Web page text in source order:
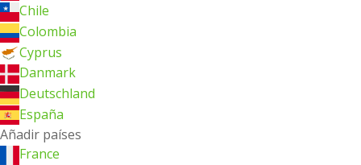
Chile
Colombia
Cyprus
Danmark
Deutschland
España
Añadir países
France